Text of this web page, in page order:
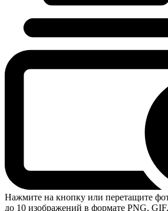
Нажмите на кнопку или перетащите
до 10 изображений в формате PNG,